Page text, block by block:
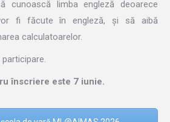
cunoască limba engleză deoarece
fi făcute în engleză, și să aibă
calculatoarelor.
înscriere este 7 iunie.